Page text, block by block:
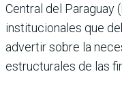
Central del Paraguay
institucionales que
advertir sobre la
estructurales de las